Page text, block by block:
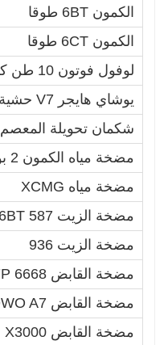
الكمون 6BT طوقا
الكمون 6CT طوقا
لوفول فوتون 10 طن كيس الختم
يوشاي هايجر V7 حشية
شكمان تحويلة المعصم
مضخة مياه الكمون 2 بولت
مضخة مياه XCMG
مضخة الزيت 6BT 587
مضخة الزيت 936
مضخة القابض 6668 27P
مضخة القابض HOWO A7
مضخة القابض X3000